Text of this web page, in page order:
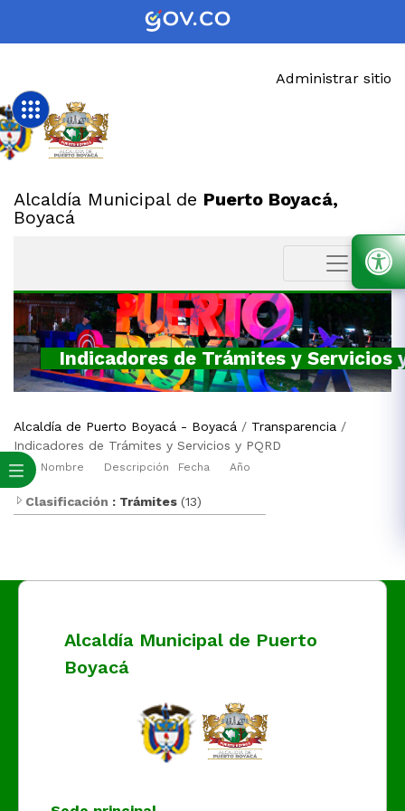
Administrar sitio
Alcaldía Municipal de Puerto Boyacá,
Boyacá
Indicadores de Trámites y Servicios
Alcaldía de Puerto Boyacá - Boyacá / Transparencia /
Indicadores de Trámites y Servicios y PQRD
Nombre Descripción Fecha Año
Clasificación : Trámites (13)
Alcaldía Municipal de Puerto
Boyacá